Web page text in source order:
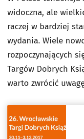
widoczna, ale
raczej w bardziej
wydania. Wiele
rozpoczynających
Targów Dobrych
warto zwrócić